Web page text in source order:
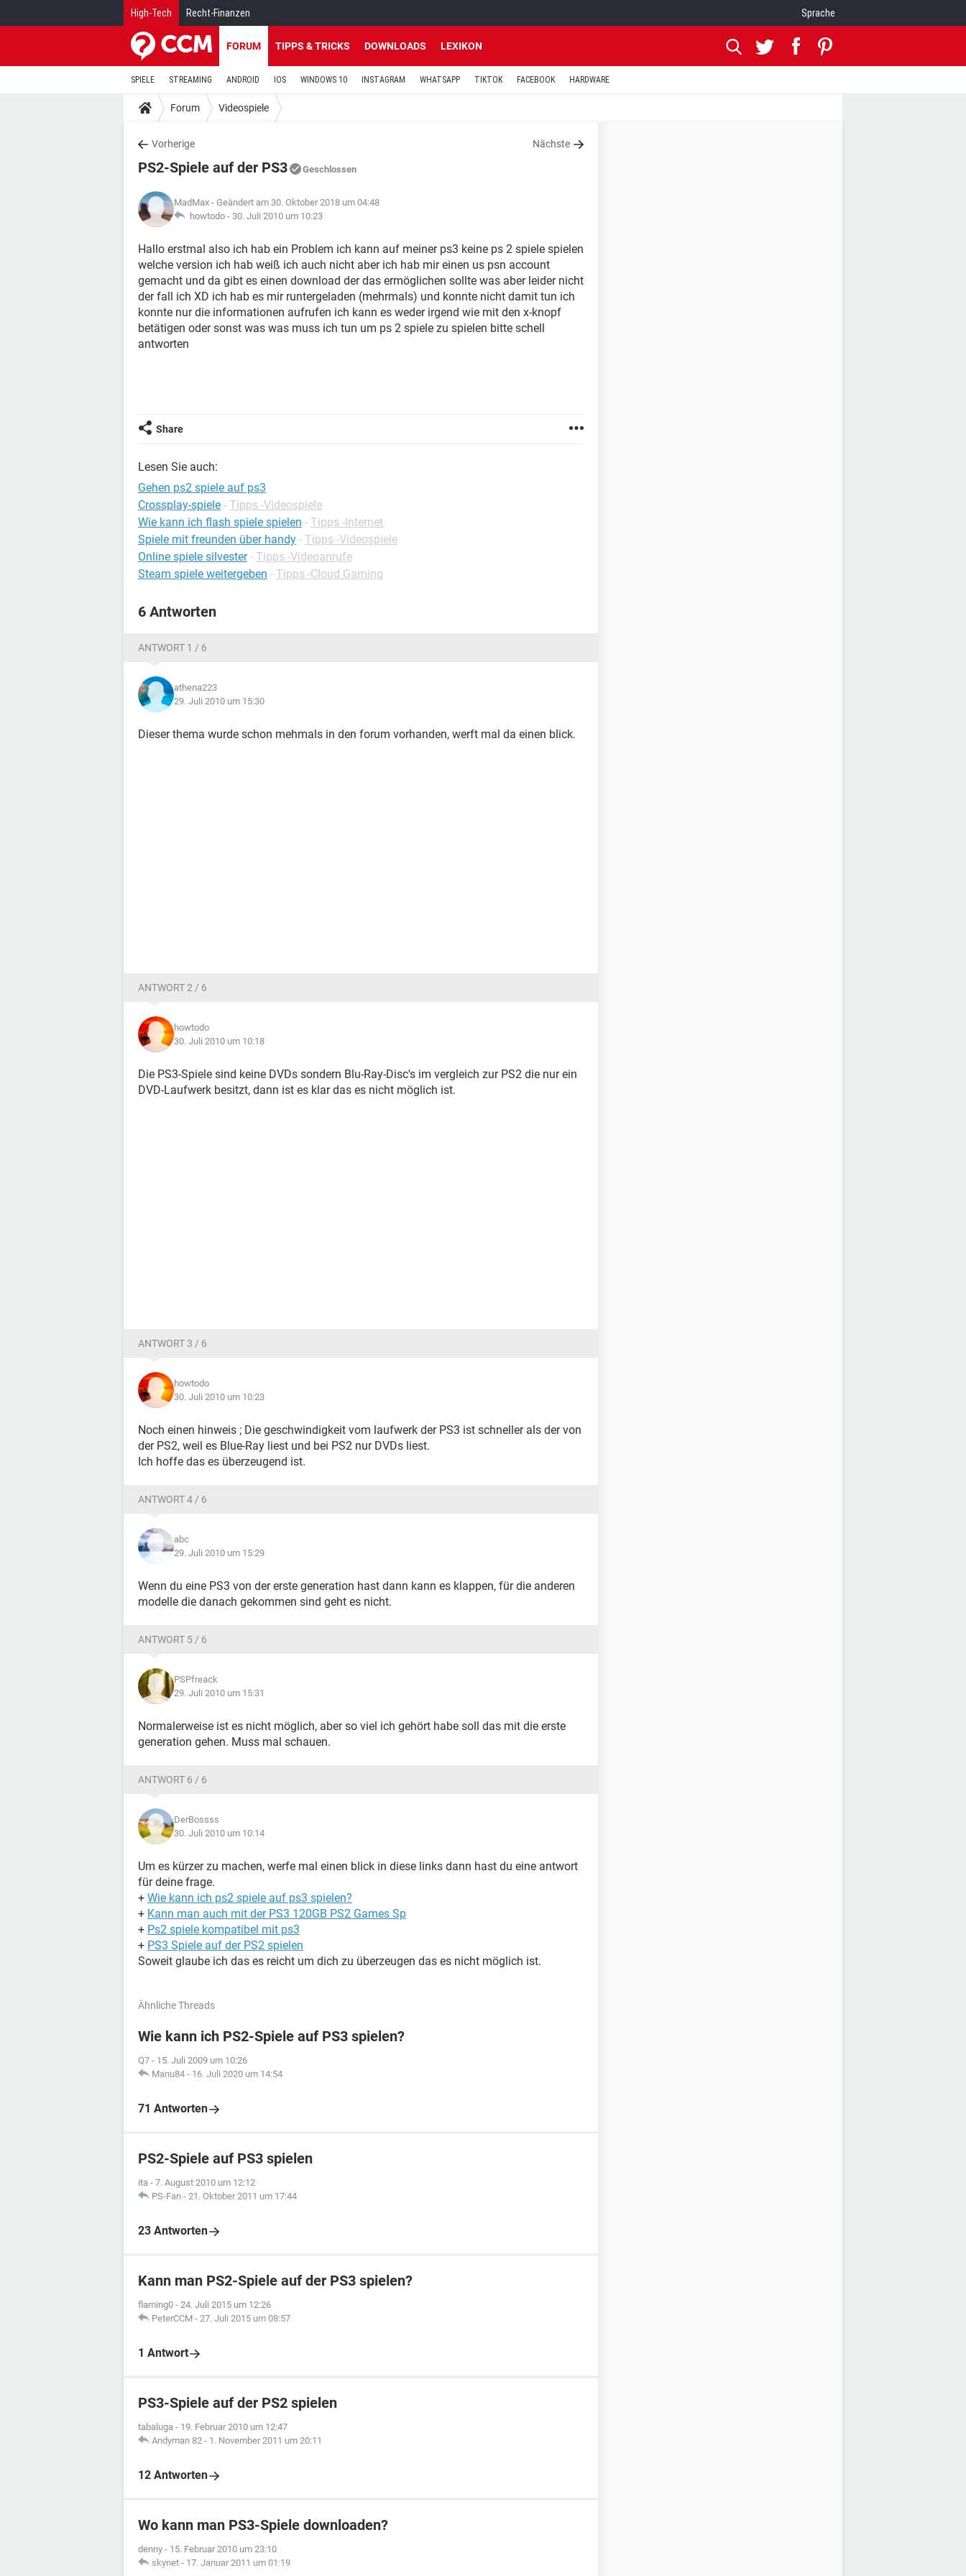
High-Tech Recht-Finanzen Sprache
FORUM TIPPS & TRICKS DOWNLOADS LEXIKON
SPIELE STREAMING ANDROID IOS WINDOWS 10 INSTAGRAM WHATSAPP TIKTOK FACEBOOK HARDWARE
Forum Videospiele
Vorherige Nächste
PS2-Spiele auf der PS3 Geschlossen
MadMax - Geändert am 30. Oktober 2018 um 04:48
howtodo - 30. Juli 2010 um 10:23
Hallo erstmal also ich hab ein Problem ich kann auf meiner ps3 keine ps 2 spiele spielen
welche version ich hab weiß ich auch nicht aber ich hab mir einen us psn account
gemacht und da gibt es einen download der das ermöglichen sollte was aber leider nicht
der fall ich XD ich hab es mir runtergeladen (mehrmals) und konnte nicht damit tun ich
konnte nur die informationen aufrufen ich kann es weder irgend wie mit den x-knopf
betätigen oder sonst was was muss ich tun um ps 2 spiele zu spielen bitte schell
antworten
Share
Lesen Sie auch:
Gehen ps2 spiele auf ps3
Crossplay-spiele - Tipps -Videospiele
Wie kann ich flash spiele spielen - Tipps -Internet
Spiele mit freunden über handy - Tipps -Videospiele
Online spiele silvester - Tipps -Videoanrufe
Steam spiele weitergeben - Tipps -Cloud Gaming
6 Antworten
ANTWORT 1 / 6
athena223
29. Juli 2010 um 15:30
Dieser thema wurde schon mehmals in den forum vorhanden, werft mal da einen blick.
ANTWORT 2 / 6
howtodo
30. Juli 2010 um 10:18
Die PS3-Spiele sind keine DVDs sondern Blu-Ray-Disc's im vergleich zur PS2 die nur ein
DVD-Laufwerk besitzt, dann ist es klar das es nicht möglich ist.
ANTWORT 3 / 6
howtodo
30. Juli 2010 um 10:23
Noch einen hinweis ; Die geschwindigkeit vom laufwerk der PS3 ist schneller als der von
der PS2, weil es Blue-Ray liest und bei PS2 nur DVDs liest.
Ich hoffe das es überzeugend ist.
ANTWORT 4 / 6
abc
29. Juli 2010 um 15:29
Wenn du eine PS3 von der erste generation hast dann kann es klappen, für die anderen
modelle die danach gekommen sind geht es nicht.
ANTWORT 5 / 6
PSPfreack
29. Juli 2010 um 15:31
Normalerweise ist es nicht möglich, aber so viel ich gehört habe soll das mit die erste
generation gehen. Muss mal schauen.
ANTWORT 6 / 6
DerBossss
30. Juli 2010 um 10:14
Um es kürzer zu machen, werfe mal einen blick in diese links dann hast du eine antwort
für deine frage.
+ Wie kann ich ps2 spiele auf ps3 spielen?
+ Kann man auch mit der PS3 120GB PS2 Games Sp
+ Ps2 spiele kompatibel mit ps3
+ PS3 Spiele auf der PS2 spielen
Soweit glaube ich das es reicht um dich zu überzeugen das es nicht möglich ist.
Ähnliche Threads
Wie kann ich PS2-Spiele auf PS3 spielen?
Q7 - 15. Juli 2009 um 10:26
Manu84 - 16. Juli 2020 um 14:54
71 Antworten
PS2-Spiele auf PS3 spielen
ita - 7. August 2010 um 12:12
PS-Fan - 21. Oktober 2011 um 17:44
23 Antworten
Kann man PS2-Spiele auf der PS3 spielen?
flaming0 - 24. Juli 2015 um 12:26
PeterCCM - 27. Juli 2015 um 08:57
1 Antwort
PS3-Spiele auf der PS2 spielen
tabaluga - 19. Februar 2010 um 12:47
Andyman 82 - 1. November 2011 um 20:11
12 Antworten
Wo kann man PS3-Spiele downloaden?
denny - 15. Februar 2010 um 23:10
skynet - 17. Januar 2011 um 01:19